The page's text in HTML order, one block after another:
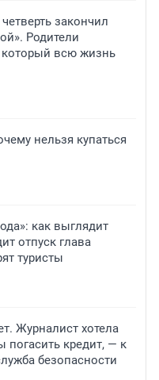
закончил
Родители
который всю жизнь
нельзя купаться
как выглядит
отпуск глава
туристы
Журналист хотела
погасить кредит, — к
безопасности